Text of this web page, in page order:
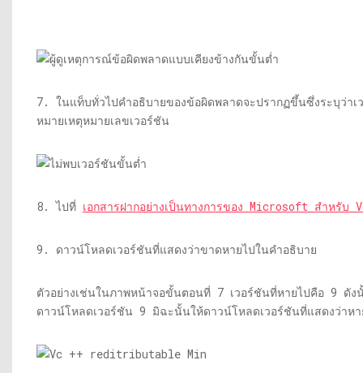
7. ในแท็บทั่วไปคำอธิบายของข้อผิดพลาดจะปรากฏขึ้นซึ่งระบุว่
หมายเหตุหมายเลขเวอร์ชัน
8. ไปที่ เอกสารฝากอย่างเป็นทางการของ Microsoft สำหรั
9. ดาวน์โหลดเวอร์ชันที่แสดงว่าขาดหายไปในคำอธิบาย
ตัวอย่างเช่นในภาพหน้าจอขั้นตอนที่ 7 เวอร์ชันที่หายไปคือ 9 ดัง
ดาวน์โหลดเวอร์ชัน 9 มิฉะนั้นให้ดาวน์โหลดเวอร์ชันที่แสดงว่าหา